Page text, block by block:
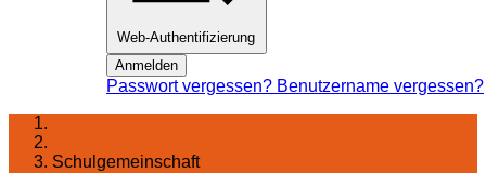
Web-Authentifizierung
Anmelden
Passwort vergessen? Benutzername vergessen?
Schulgemeinschaft